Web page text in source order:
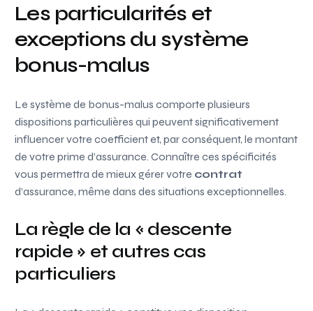
Les particularités et
exceptions du système
bonus-malus
Le système de bonus-malus comporte plusieurs
dispositions particulières qui peuvent significativement
influencer votre coefficient et, par conséquent, le montant
de votre prime d’assurance. Connaître ces spécificités
vous permettra de mieux gérer votre contrat
d’assurance, même dans des situations exceptionnelles.
La règle de la « descente
rapide » et autres cas
particuliers